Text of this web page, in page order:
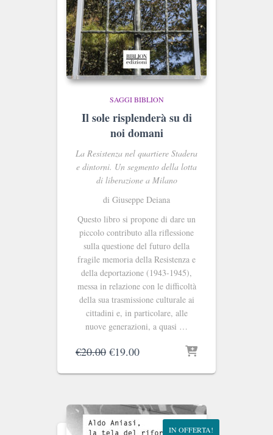
SAGGI BIBLION
Il sole risplenderà su di
noi domani
La Resistenza nel quartiere Stadera
e dintorni. Un segmento della lotta
di liberazione a Milano
di Giuseppe Deiana
Questo libro si propone di dare un
piccolo contributo alla riflessione
sulla questione del futuro della
fragile memoria della Resistenza e
della deportazione (1943-1945),
messa in relazione con le difficoltà
della sua trasmissione culturale ai
cittadini e, in particolare, alle
nuove generazioni, a quasi …
€20.00 Il
originale
€20.00.
€19.00Il
attuale
€19.00.
IN OFFERTA!